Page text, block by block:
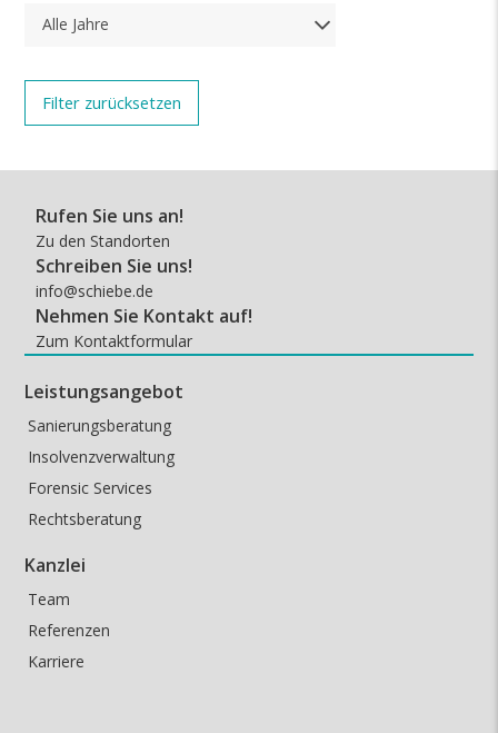
Alle Jahre
Rufen Sie uns an!
Zu den Standorten
Schreiben Sie uns!
info@schiebe.de
Nehmen Sie Kontakt auf!
Zum Kontaktformular
Leistungsangebot
Sanierungsberatung
Insolvenzverwaltung
Forensic Services
Rechtsberatung
Kanzlei
Team
Referenzen
Karriere